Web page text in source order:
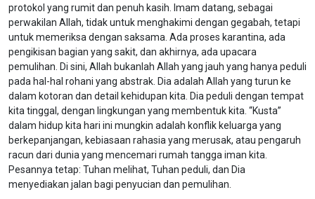
protokol yang rumit dan penuh kasih. Imam datang, sebagai
perwakilan Allah, tidak untuk menghakimi dengan gegabah, tetapi
untuk memeriksa dengan saksama. Ada proses karantina, ada
pengikisan bagian yang sakit, dan akhirnya, ada upacara
pemulihan. Di sini, Allah bukanlah Allah yang jauh yang hanya peduli
pada hal-hal rohani yang abstrak. Dia adalah Allah yang turun ke
dalam kotoran dan detail kehidupan kita. Dia peduli dengan tempat
kita tinggal, dengan lingkungan yang membentuk kita. “Kusta”
dalam hidup kita hari ini mungkin adalah konflik keluarga yang
berkepanjangan, kebiasaan rahasia yang merusak, atau pengaruh
racun dari dunia yang mencemari rumah tangga iman kita.
Pesannya tetap: Tuhan melihat, Tuhan peduli, dan Dia
menyediakan jalan bagi penyucian dan pemulihan.